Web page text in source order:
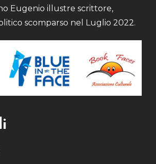
Eugenio illustre scrittore,
scomparso nel Luglio 2022.